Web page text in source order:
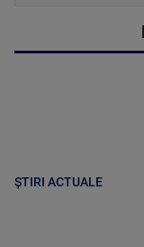
ȘTIRI ACTUALE